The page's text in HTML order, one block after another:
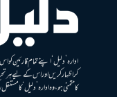
ادارہ ’دلیل‘ اپنے تمام قارئین
کر اظہار کریں اور اس کے لیے ہر
کا متمنی ہو، وہ ادارہ ’دلیل‘ کا